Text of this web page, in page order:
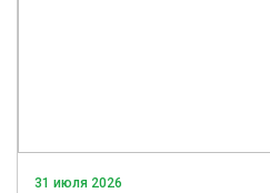
31 июля 2026